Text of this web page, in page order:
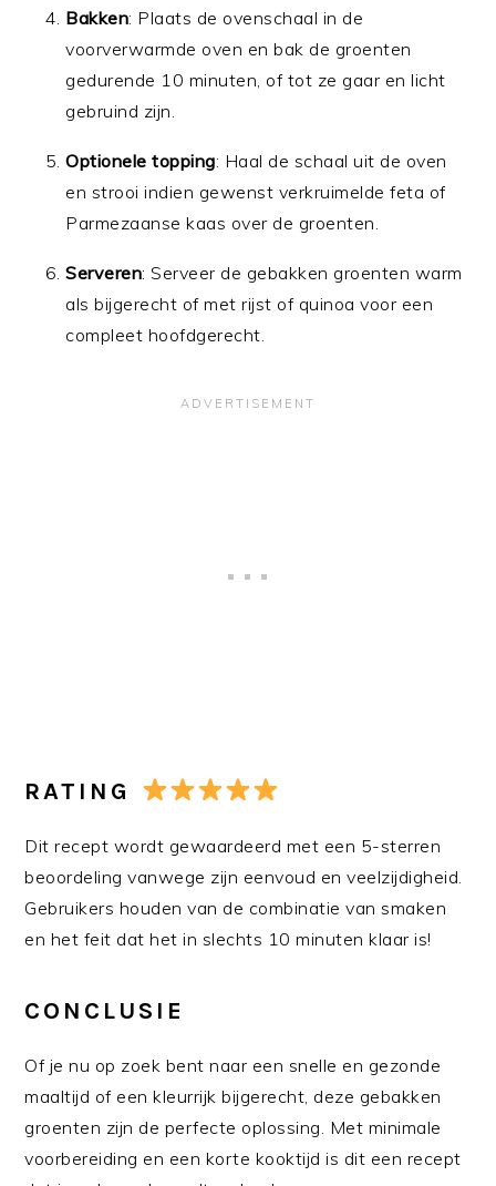
Bakken: Plaats de ovenschaal in de
voorverwarmde oven en bak de groenten
gedurende 10 minuten, of tot ze gaar en licht
gebruind zijn.
Optionele topping: Haal de schaal uit de oven
en strooi indien gewenst verkruimelde feta of
Parmezaanse kaas over de groenten.
Serveren: Serveer de gebakken groenten warm
als bijgerecht of met rijst of quinoa voor een
compleet hoofdgerecht.
RATING
Dit recept wordt gewaardeerd met een 5-sterren
beoordeling vanwege zijn eenvoud en veelzijdigheid.
Gebruikers houden van de combinatie van smaken
en het feit dat het in slechts 10 minuten klaar is!
CONCLUSIE
Of je nu op zoek bent naar een snelle en gezonde
maaltijd of een kleurrijk bijgerecht, deze gebakken
groenten zijn de perfecte oplossing. Met minimale
voorbereiding en een korte kooktijd is dit een recept